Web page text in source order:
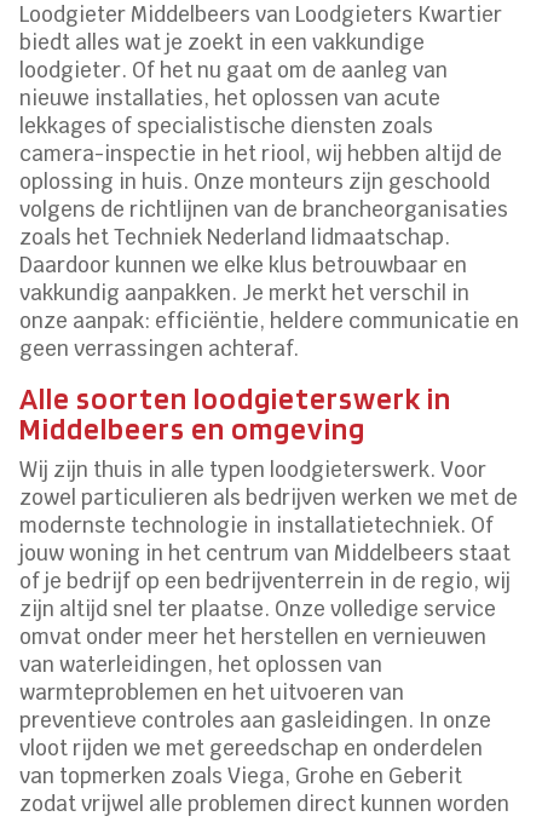
Loodgieter Middelbeers van Loodgieters Kwartier
biedt alles wat je zoekt in een vakkundige
loodgieter. Of het nu gaat om de aanleg van
nieuwe installaties, het oplossen van acute
lekkages of specialistische diensten zoals
camera-inspectie in het riool, wij hebben altijd de
oplossing in huis. Onze monteurs zijn geschoold
volgens de richtlijnen van de brancheorganisaties
zoals het Techniek Nederland lidmaatschap.
Daardoor kunnen we elke klus betrouwbaar en
vakkundig aanpakken. Je merkt het verschil in
onze aanpak: efficiëntie, heldere communicatie en
geen verrassingen achteraf.
Alle soorten loodgieterswerk in
Middelbeers en omgeving
Wij zijn thuis in alle typen loodgieterswerk. Voor
zowel particulieren als bedrijven werken we met de
modernste technologie in installatietechniek. Of
jouw woning in het centrum van Middelbeers staat
of je bedrijf op een bedrijventerrein in de regio, wij
zijn altijd snel ter plaatse. Onze volledige service
omvat onder meer het herstellen en vernieuwen
van waterleidingen, het oplossen van
warmteproblemen en het uitvoeren van
preventieve controles aan gasleidingen. In onze
vloot rijden we met gereedschap en onderdelen
van topmerken zoals Viega, Grohe en Geberit
zodat vrijwel alle problemen direct kunnen worden